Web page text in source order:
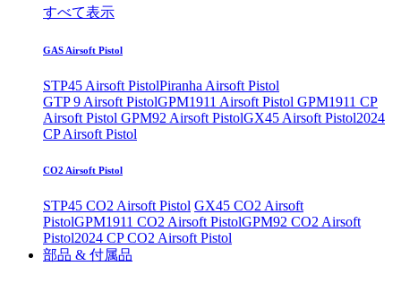
すべて表示
GAS Airsoft Pistol
STP45 Airsoft PistolPiranha Airsoft Pistol
GTP 9 Airsoft PistolGPM1911 Airsoft Pistol GPM1911 CP
Airsoft Pistol GPM92 Airsoft PistolGX45 Airsoft Pistol2024
CP Airsoft Pistol
CO2 Airsoft Pistol
STP45 CO2 Airsoft Pistol GX45 CO2 Airsoft
PistolGPM1911 CO2 Airsoft PistolGPM92 CO2 Airsoft
Pistol2024 CP CO2 Airsoft Pistol
部品 & 付属品